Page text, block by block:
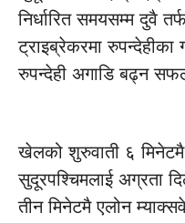
निर्धारित समयसम्म दुवै
ट्राइब्रेकरमा
रुपन्देही अगाडि बढ्न
खेलको शुरुवाती ६
सुदूरपश्चिमलाई अग्रता
तीन मिनेटमै एलोन